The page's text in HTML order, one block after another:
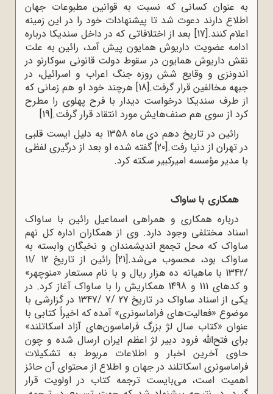
به عنوان کسانی که نسبت به قوانین مطبوعات جهان
اطلاع دارند دعوت شد تا پیشنهادات خود را در این زمینه
اعلام کنند.[17]
بعد از اختلافاتی که در داخل سندیکا درباره
ادامه عضویت داریوش همایون پیش آمد، رائین به علت
نقش داریوش همایون در سقوط دولت قانونی سوکارنو در
اندونزی و وقایع شش روزه جنگ اعراب و اسرائیل، در
جبهه مخالفین قرار گرفت.[18]
هرچند خود او هم زمانی که
از طرف سندیکا درخواست دیدار با فرح پهلوی را مطرح
کرد از سوی هم صنف‌هایش مورد انتقاد قرار گرفت.[19]
رائین در تاریخ دهم دی ماه 1358 به دلیل ایست قلبى
در تهران از دنیا رفت.[20]
گفته شده او بعد از درگیری لفظی
با مدیر مؤسسه امیرکبیر سکته کرد.
همکاری با ساواک
درباره همکاری و همراهی اسماعیل رائین با ساواک
اسناد مختلفی وجود دارد. وی از همکاران اداره کل نهم
ساواک که محل تجمع اندیشمندان و نخبگان وابسته به
ساواک بود، محسوب مى‌شد.[21]
رائین از تاریخ 12 /11
/1342 با ماهیانه ده هزار ریال و با نام مستعار «منوچهر»
و کدهای 111 و 1498 همکاریش را با ساواک آغاز کرد. در
یکی از اسناد ساواک در تاریخ 27 /7 /1347 در گزارشی با
موضوع «فعالیت‌های فراماسونری» آمده که اخیراً کتابی با
عنوان «کتاب سال لژ بزرگ فراماسون‌های آزاد اسکاتلند»
برای فتح‌الله فرود دبیر لژ اعظم ایران ارسال شده و چون
حاوی آخرین اخبار و اطلاعات مربوط به تشکیلات
فراماسونری اسکاتلند در جهان و اطلاع از محتوای آن حائز
اهمیت است، می‌بایست ترجمه کتاب در اولویت قرار